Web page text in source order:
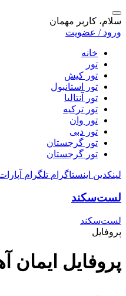
سلام، کاربر مهمان
ورود / عضویت
خانه
تور
تور کیش
تور استانبول
تور آنتالیا
تور ترکیه
تور وان
تور دبی
تور گرجستان
تور گرجستان
لینکدین اینستاگرام تلگرام
لست‌سکند
لست‌سکند
پروفایل
پروفایل ایمان